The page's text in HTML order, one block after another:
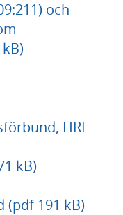
och
HRF
kB)
(pdf 191 kB)